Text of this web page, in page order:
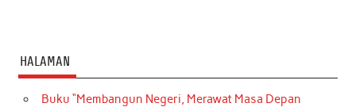
HALAMAN
Buku “Membangun Negeri, Merawat Masa Depan